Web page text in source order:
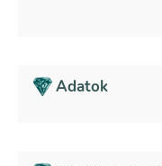
Adatok